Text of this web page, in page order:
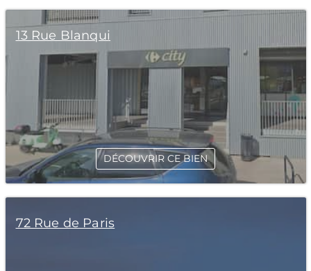
13 Rue Blanqui
DÉCOUVRIR CE BIEN
72 Rue de Paris